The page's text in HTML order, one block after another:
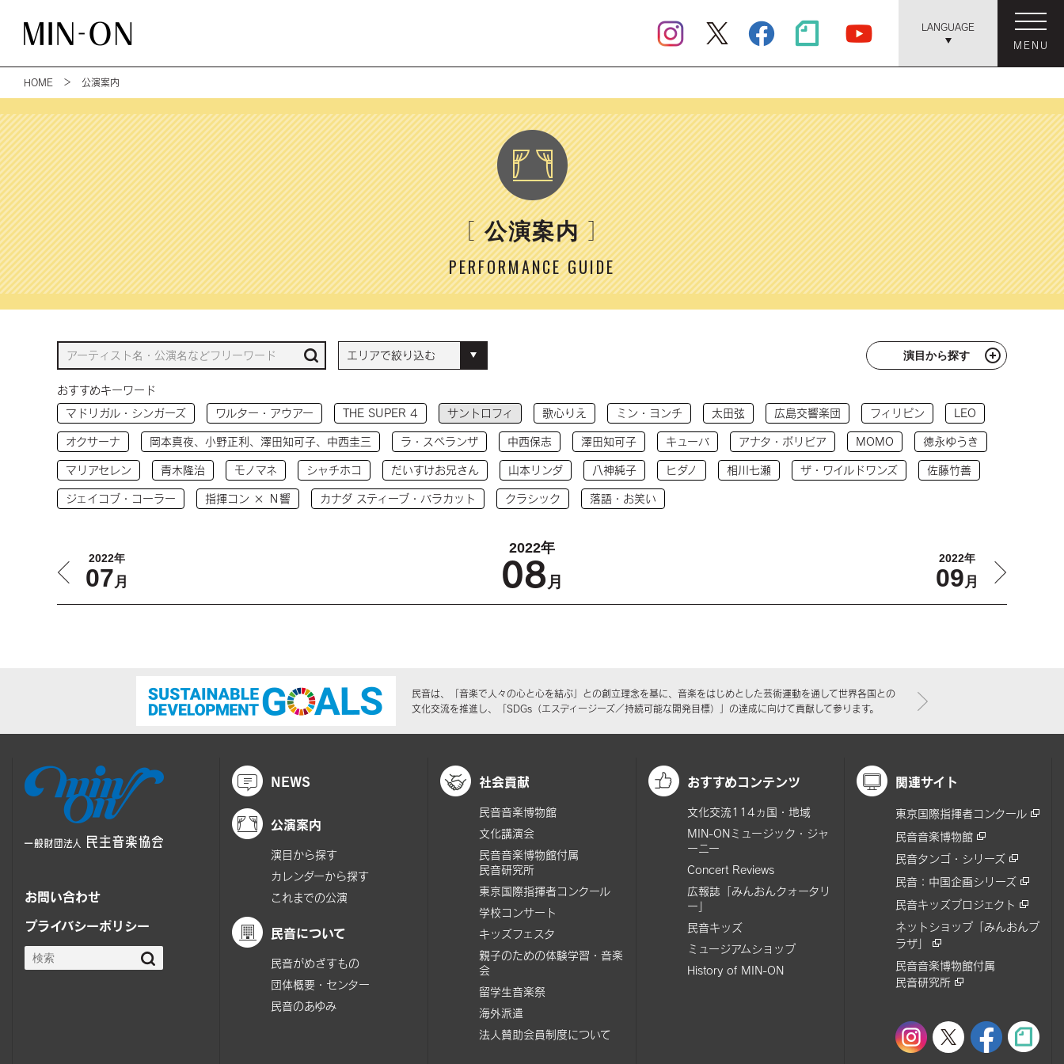
LANGUAGE
MENU
HOME ＞ 公演案内
［公演案内］
PERFORMANCE GUIDE
演目から探す
おすすめキーワード
マドリガル・シンガーズ
ワルター・アウアー THE SUPER 4 サントロフィ 歌心りえ ミン・ヨンチ 太田弦 広島交響楽団 フィリピン LEO
オクサーナ 岡本真夜、小野正利、澤田知可子、中西圭三 ラ・スペランザ 中西保志 澤田知可子 キューバ アナタ・ボリビア MOMO 徳永ゆうき
マリアセレン 青木隆治 モノマネ シャチホコ だいすけお兄さん 山本リンダ 八神純子 ヒダノ 相川七瀬 ザ・ワイルドワンズ 佐藤竹善
ジェイコブ・コーラー 指揮コン × Ｎ響 カナダ スティーブ・バラカット クラシック 落語・お笑い
2022年
07月
2022年
08 月
2022年
09月
民音は、「音楽で人々の心と心を結ぶ」との創立理念を基に、音楽をはじめとした芸術運動を通して世界各国との
文化交流を推進し、「SDGs（エスディージーズ／持続可能な開発目標）」の達成に向けて貢献して参ります。
お問い合わせ
プライバシーポリシー
NEWS
公演案内
演目から探す
カレンダーから探す
これまでの公演
民音について
民音がめざすもの
団体概要・センター
民音のあゆみ
社会貢献
民音音楽博物館
文化講演会
民音音楽博物館付属
民音研究所
東京国際指揮者コンクール
学校コンサート
キッズフェスタ
親子のための体験学習・音楽
会
留学生音楽祭
海外派遣
法人賛助会員制度について
おすすめコンテンツ
文化交流114ヵ国・地域
MIN-ONミュージック・ジャ
ーニー
Concert Reviews
広報誌「みんおんクォータリ
ー」
民音キッズ
ミュージアムショップ
History of MIN-ON
関連サイト
東京国際指揮者コンクール
民音音楽博物館
民音タンゴ・シリーズ
民音：中国企画シリーズ
民音キッズプロジェクト
ネットショップ「みんおんプ
ラザ」
民音音楽博物館付属
民音研究所